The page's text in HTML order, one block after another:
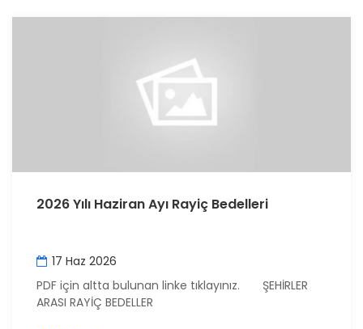
2026 Yılı Haziran Ayı Rayiç Bedelleri
17 Haz 2026
PDF için altta bulunan linke tıklayınız. ŞEHİRLER
ARASI RAYİÇ BEDELLER